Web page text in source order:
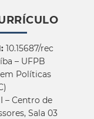
10.15687/rec
– UFPB
Políticas
– Centro de
Sala 03